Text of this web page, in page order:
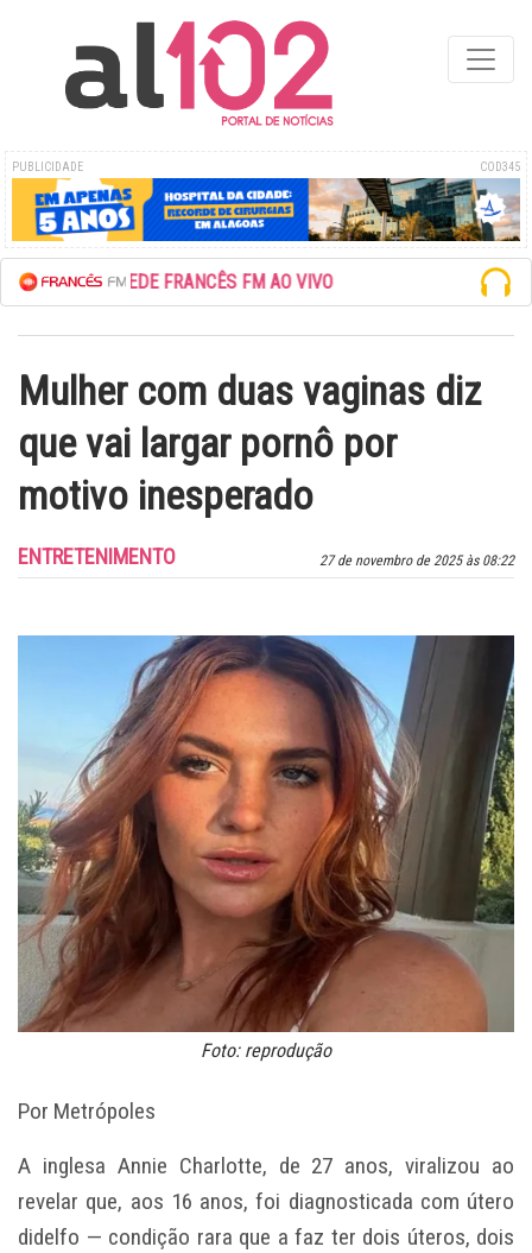
PUBLICIDADE COD345
A REDE FRANCÊS FM AO VIVO
Mulher com duas vaginas diz
que vai largar pornô por
motivo inesperado
27 de novembro de 2025 às 08:22
ENTRETENIMENTO
Foto: reprodução
Por Metrópoles
A inglesa Annie Charlotte, de 27 anos, viralizou ao
revelar que, aos 16 anos, foi diagnosticada com útero
didelfo — condição rara que a faz ter dois úteros, dois